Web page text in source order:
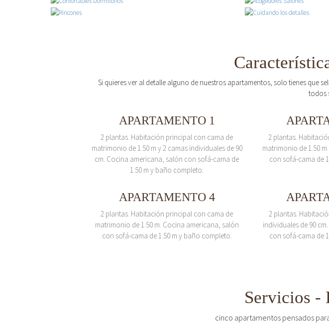
Si quieres ver al detalle alguno de nuestros apartamentos, solo tienes que
todos
APARTAMENTO 1
2 plantas. Habitación principal con cama de
matrimonio de 1.50 m y 2 camas individuales de 90
cm. Cocina americana, salón con sofá-cama de
1.50 m y baño completo.
2 plantas.
matrimonio de 1.50
con sofá-cama de
APARTAMENTO 4
2 plantas. Habitación principal con cama de
matrimonio de 1.50 m. Cocina americana, salón
con sofá-cama de 1.50 m y baño completo.
2 plantas.
individuales de 90
con sofá-cama de
Servicios -
cinco apartamentos pensados